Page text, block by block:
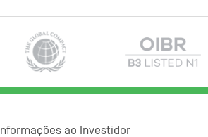
Informações ao Investidor